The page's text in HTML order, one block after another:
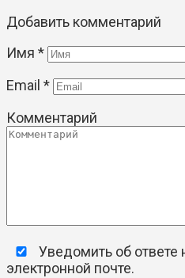
Добавить комментарий
Имя *
Email *
Комментарий
Уведомить об ответе
электронной почте.